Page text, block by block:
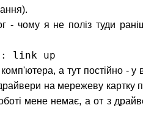
- чому я не поліз туди
link up
а тут постійно - у
на мережеву картку
мене немає, а от з